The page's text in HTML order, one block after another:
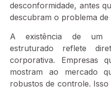
desconformidade, antes
descubram o problema de
A existência de um
estruturado reflete
corporativa. Empresas
mostram ao mercado
robustos de controle.